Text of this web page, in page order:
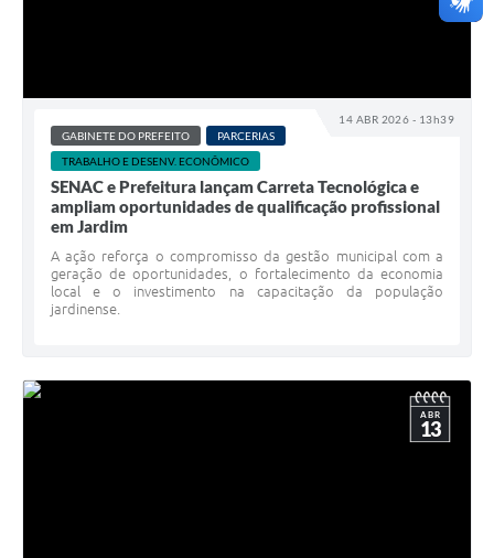
14 ABR 2026 - 13h39
GABINETE DO PREFEITO
PARCERIAS
TRABALHO E DESENV. ECONÔMICO
SENAC e Prefeitura lançam Carreta Tecnológica e
ampliam oportunidades de qualificação profissional
em Jardim
A ação reforça o compromisso da gestão municipal com a
geração de oportunidades, o fortalecimento da economia
local e o investimento na capacitação da população
jardinense.
ABR
13